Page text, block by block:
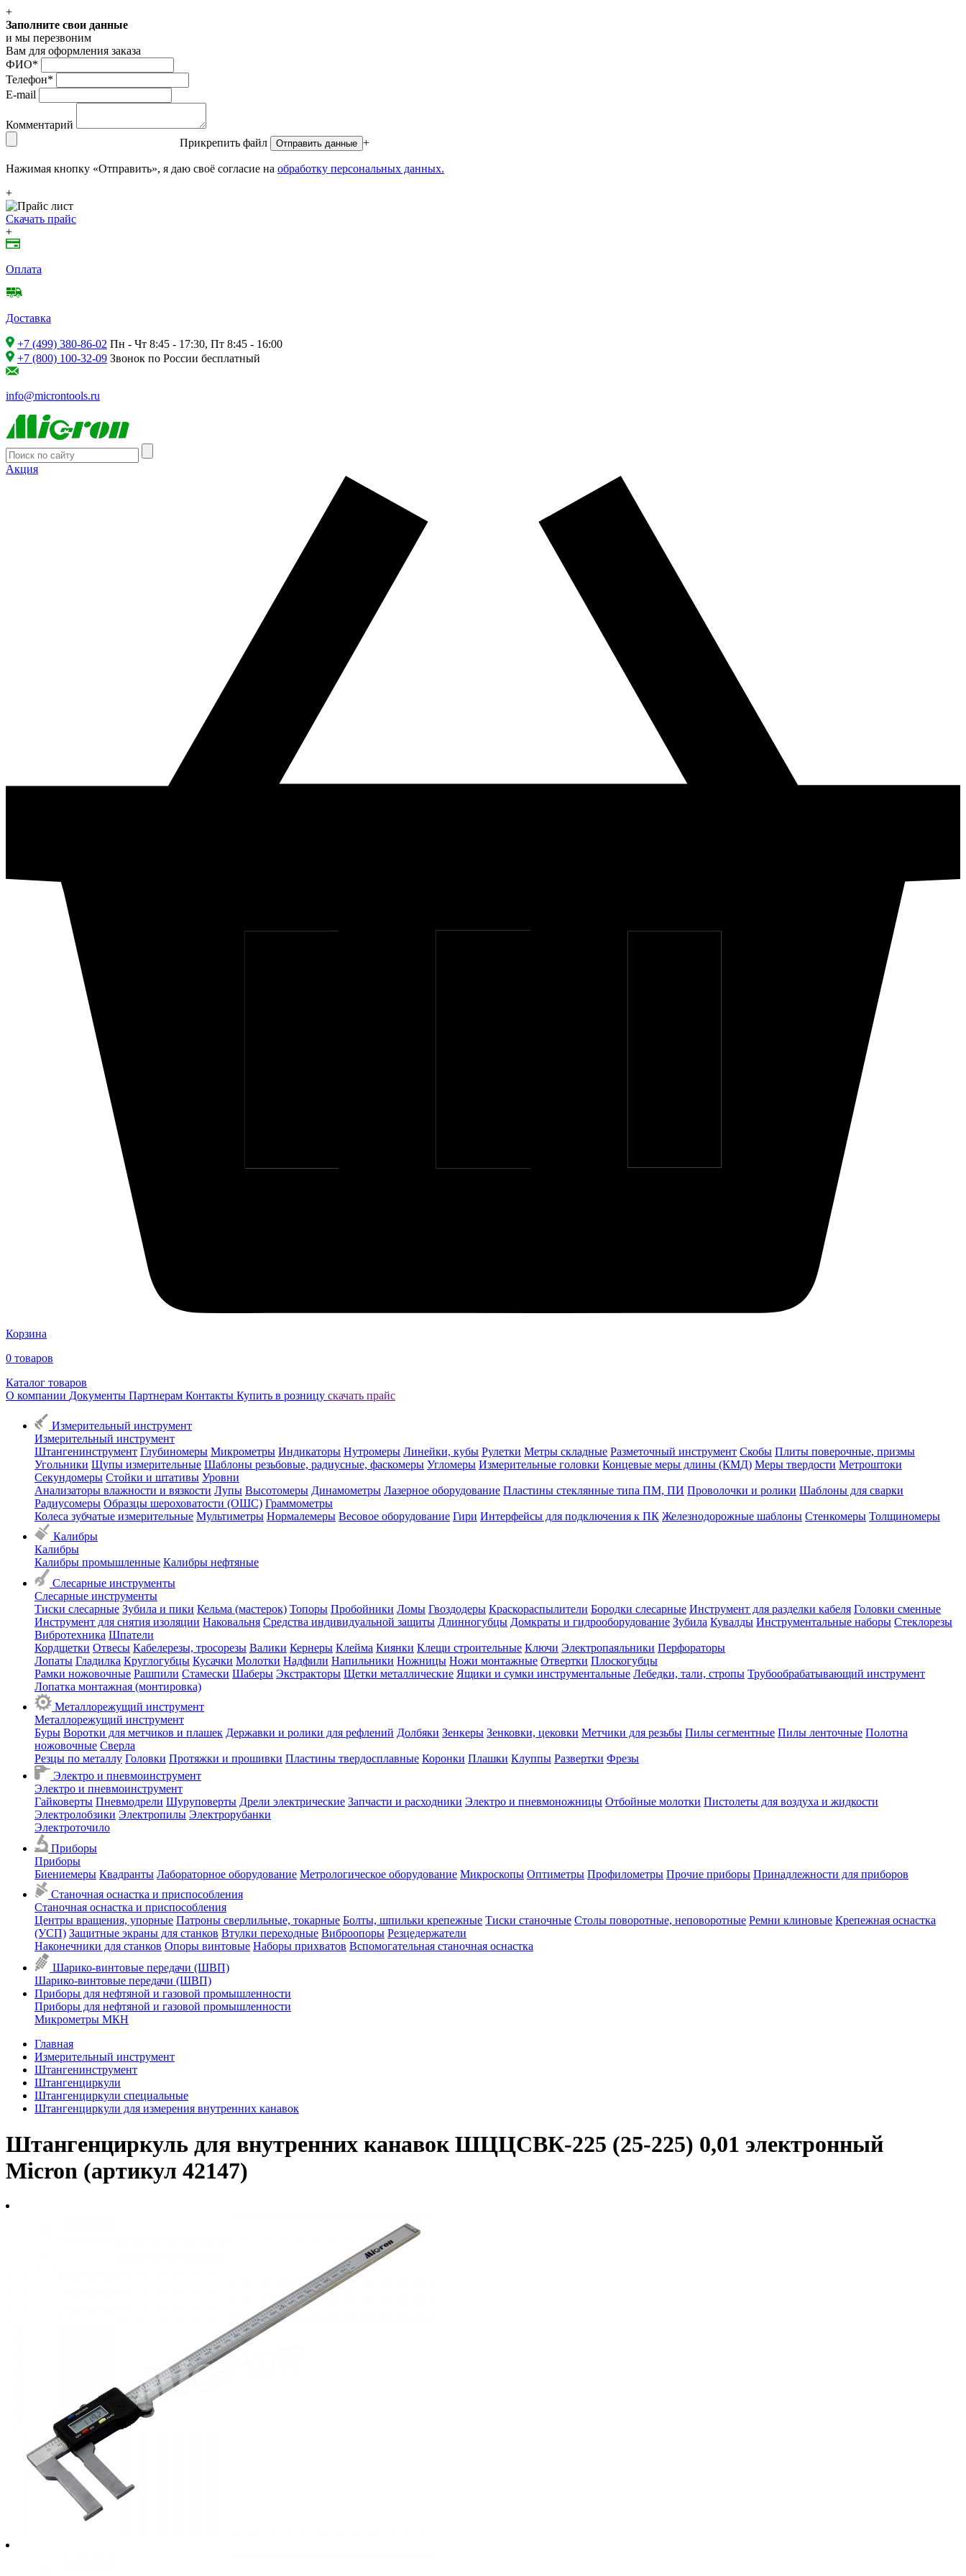
+
Заполните свои данные
и мы перезвоним
Вам для оформления заказа
ФИО*
Телефон*
E-mail
Комментарий
Прикрепить файл
Отправить данные +
Нажимая кнопку «Отправить», я даю своё согласие на обработку персональных данных.
+
Скачать прайс
+
Оплата
Доставка
+7 (499) 380-86-02 Пн - Чт 8:45 - 17:30, Пт 8:45 - 16:00
+7 (800) 100-32-09 Звонок по России бесплатный
info@microntools.ru
Акция
Корзина
0 товаров
Каталог товаров
О компании Документы Партнерам Контакты Купить в розницу скачать прайс
Измерительный инструмент
Измерительный инструмент
Штангенинструмент Глубиномеры Микрометры Индикаторы Нутромеры Линейки, кубы Рулетки Метры складные Разметочный инструмент Скобы Плиты поверочные, призмы
Угольники Щупы измерительные Шаблоны резьбовые, радиусные, фаскомеры Угломеры Измерительные головки Концевые меры длины (КМД) Меры твердости Метроштоки
Секундомеры Стойки и штативы Уровни
Анализаторы влажности и вязкости Лупы Высотомеры Динамометры Лазерное оборудование Пластины стеклянные типа ПМ, ПИ Проволочки и ролики Шаблоны для сварки
Радиусомеры Образцы шероховатости (ОШС) Граммометры
Колеса зубчатые измерительные Мультиметры Нормалемеры Весовое оборудование Гири Интерфейсы для подключения к ПК Железнодорожные шаблоны Стенкомеры Толщиномеры
Калибры
Калибры
Калибры промышленные Калибры нефтяные
Слесарные инструменты
Слесарные инструменты
Тиски слесарные Зубила и пики Кельма (мастерок) Топоры Пробойники Ломы Гвоздодеры Краскораспылители Бородки слесарные Инструмент для разделки кабеля Головки сменные
Инструмент для снятия изоляции Наковальня Средства индивидуальной защиты Длинногубцы Домкраты и гидрооборудование Зубила Кувалды Инструментальные наборы Стеклорезы
Вибротехника Шпатели
Кордщетки Отвесы Кабелерезы, тросорезы Валики Кернеры Клейма Киянки Клещи строительные Ключи Электропаяльники Перфораторы
Лопаты Гладилка Круглогубцы Кусачки Молотки Надфили Напильники Ножницы Ножи монтажные Отвертки Плоскогубцы
Рамки ножовочные Рашпили Стамески Шаберы Экстракторы Щетки металлические Ящики и сумки инструментальные Лебедки, тали, стропы Трубообрабатывающий инструмент
Лопатка монтажная (монтировка)
Металлорежущий инструмент
Металлорежущий инструмент
Буры Воротки для метчиков и плашек Державки и ролики для рефлений Долбяки Зенкеры Зенковки, цековки Метчики для резьбы Пилы сегментные Пилы ленточные Полотна
ножовочные Сверла
Резцы по металлу Головки Протяжки и прошивки Пластины твердосплавные Коронки Плашки Клуппы Развертки Фрезы
Электро и пневмоинструмент
Электро и пневмоинструмент
Гайковерты Пневмодрели Шуруповерты Дрели электрические Запчасти и расходники Электро и пневмоножницы Отбойные молотки Пистолеты для воздуха и жидкости
Электролобзики Электропилы Электрорубанки
Электроточило
Приборы
Приборы
Биениемеры Квадранты Лабораторное оборудование Метрологическое оборудование Микроскопы Оптиметры Профилометры Прочие приборы Принадлежности для приборов
Станочная оснастка и приспособления
Станочная оснастка и приспособления
Центры вращения, упорные Патроны сверлильные, токарные Болты, шпильки крепежные Тиски станочные Столы поворотные, неповоротные Ремни клиновые Крепежная оснастка
(УСП) Защитные экраны для станков Втулки переходные Виброопоры Резцедержатели
Наконечники для станков Опоры винтовые Наборы прихватов Вспомогательная станочная оснастка
Шарико-винтовые передачи (ШВП)
Шарико-винтовые передачи (ШВП)
Приборы для нефтяной и газовой промышленности
Приборы для нефтяной и газовой промышленности
Микрометры МКН
Главная
Измерительный инструмент
Штангенинструмент
Штангенциркули
Штангенциркули специальные
Штангенциркули для измерения внутренних канавок
Штангенциркуль для внутренних канавок ШЦЦСВК-225 (25-225) 0,01 электронный
Micron (артикул 42147)